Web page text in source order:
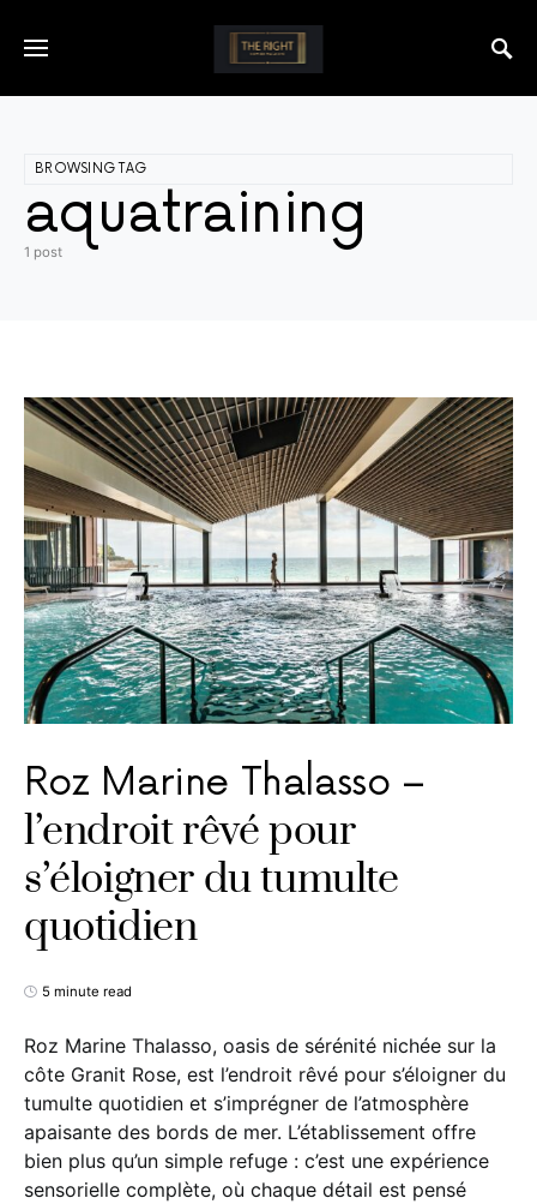
BROWSING TAG
aquatraining
1 post
Roz Marine Thalasso –
l’endroit rêvé pour
s’éloigner du tumulte
quotidien
5 minute read
Roz Marine Thalasso, oasis de sérénité nichée sur la
côte Granit Rose, est l’endroit rêvé pour s’éloigner du
tumulte quotidien et s’imprégner de l’atmosphère
apaisante des bords de mer. L’établissement offre
bien plus qu’un simple refuge : c’est une expérience
sensorielle complète, où chaque détail est pensé